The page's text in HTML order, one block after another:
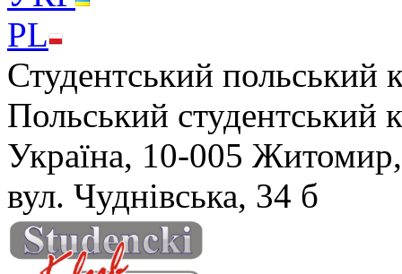
PL
Студентський польський
Польський студентський
Україна, 10-005 Житомир,
вул. Чуднівська, 34 б